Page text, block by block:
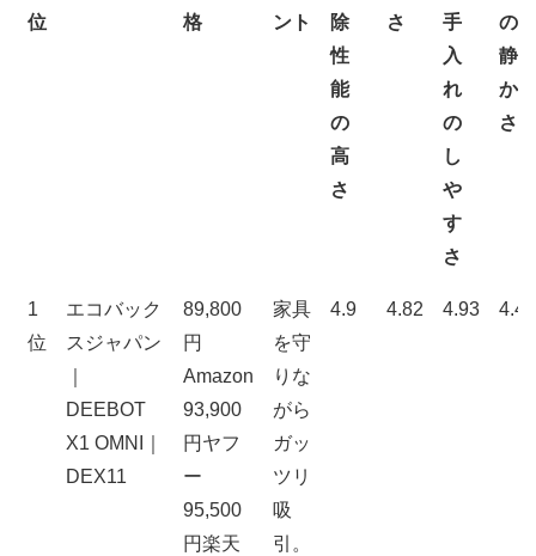
位
格
ント
除
性
能
の
高
さ
さ
手
入
れ
の
し
や
す
さ
の
静
か
さ
順
位
商品
最安価
格
ポイ
ント
掃
賢
お
音
1
位
エコバック
スジャパン
DEEBOT
X1 OMNI｜
DEX11
89,800
円
Amazon
93,900
円ヤフ
ー
95,500
円楽天
家具
を守
りな
がら
ガッ
ツリ
吸
引。
4.9 4.82 4.93 4.44